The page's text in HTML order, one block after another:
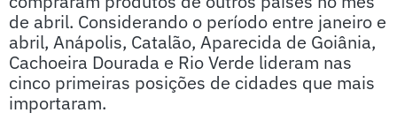
de abril. Considerando o período entre janeiro e
abril, Anápolis, Catalão, Aparecida de Goiânia,
Cachoeira Dourada e Rio Verde lideram nas
cinco primeiras posições de cidades que mais
importaram.